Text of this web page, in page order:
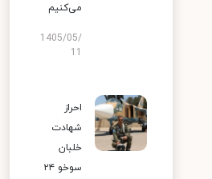
می‌کنیم
1405/05/
احراز
شهادت
خلبان
سوخو ۲۴